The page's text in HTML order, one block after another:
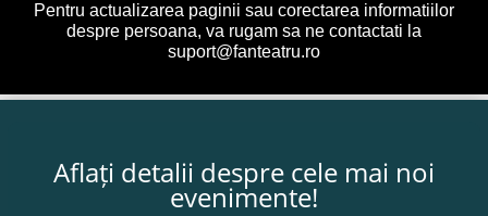
Pentru actualizarea paginii sau corectarea informatiilor
despre persoana, va rugam sa ne contactati la
suport@fanteatru.ro
Aflați detalii despre cele mai noi
evenimente!